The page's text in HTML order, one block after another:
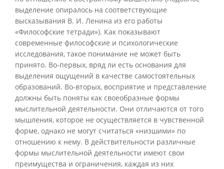
выделение опиралось на соответствующие
высказывания В. И. Ленина из его работы
«Философские тетради»). Как показывают
современные философские и психологические
исследования, такое понимание не может быть
принято. Во-первых, вряд ли есть основания для
выделения ощущений в качестве самостоятельных
образований. Во-вторых, восприятие и представление
должны быть поняты как своеобразные формы
мыслительной деятельности. Они отличаются от того
мышления, которое не осуществляется в чувственной
форме, однако не могут считаться «низшими» по
отношению к нему. В действительности различные
формы мыслительной деятельности имеют свои
преимущества и ограничения, каждая из них